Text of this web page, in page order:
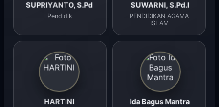
SUPRIYANTO, S.Pd
Pendidik
SUWARNI, S.Pd.I
PENDIDIKAN AGAMA
ISLAM
HARTINI Ida Bagus Mantra